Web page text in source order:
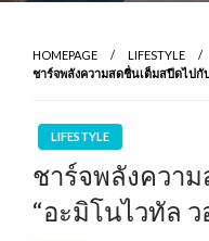
HOMEPAGE
LIFESTYLE
ชาร์จพลังความสดชื่นเต็มสปีดไปกั
LIFESTYLE
ชาร์จพลังควา
“อะมิโนไวทัล